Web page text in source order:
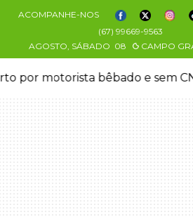
ACOMPANHE-NOS
(67) 99669-9563
AGOSTO, SÁBADO 08 CAMPO
por motorista bêbado e sem